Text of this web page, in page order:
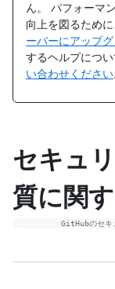
ん。 パフォーマ
向上を図るために
ーバーにアップ
するヘルプについ
い合わせください
セキュ
質に関